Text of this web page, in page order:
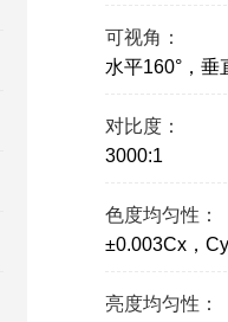
可视角：
水平160°，垂
对比度：
3000:1
色度均匀性：
±0.003Cx，
亮度均匀性：